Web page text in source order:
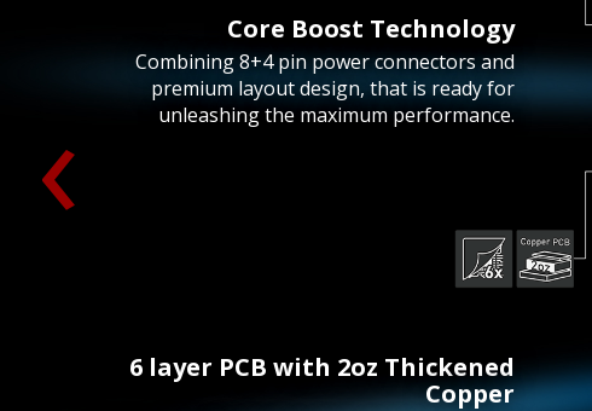
Core Boost Technology
Combining 8+4 pin power connectors and
premium layout design, that is ready for
unleashing the maximum performance.
6 layer PCB with 2oz Thickened
Copper
‹